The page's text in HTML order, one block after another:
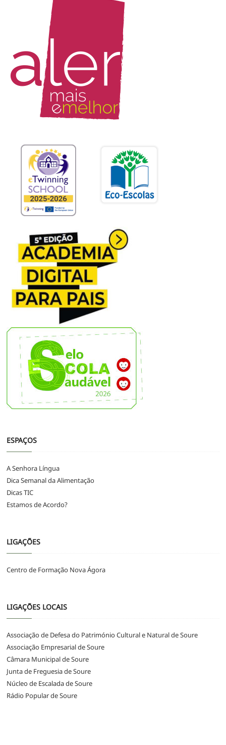
ESPAÇOS
A Senhora Língua
Dica Semanal da Alimentação
Dicas TIC
Estamos de Acordo?
LIGAÇÕES
Centro de Formação Nova Ágora
LIGAÇÕES LOCAIS
Associação de Defesa do Património Cultural e Natural de Soure
Associação Empresarial de Soure
Câmara Municipal de Soure
Junta de Freguesia de Soure
Núcleo de Escalada de Soure
Rádio Popular de Soure